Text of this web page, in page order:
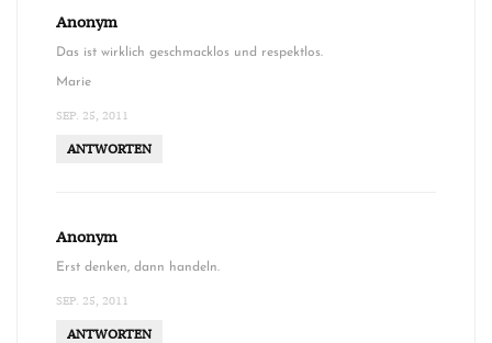
Anonym
Das ist wirklich geschmacklos und respektlos.
Marie
SEP. 25, 2011
ANTWORTEN
Anonym
Erst denken, dann handeln.
SEP. 25, 2011
ANTWORTEN